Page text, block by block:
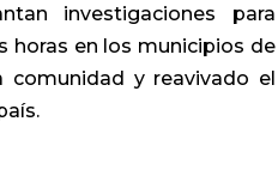
investigaciones para
horas en los municipios de
comunidad y reavivado el